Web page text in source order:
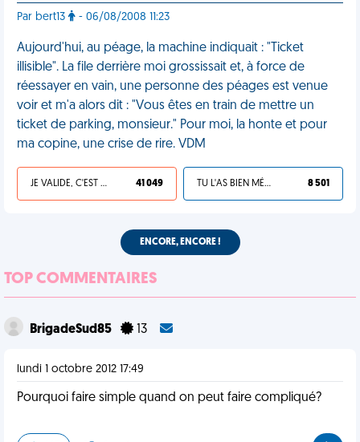
Par bert13 - 06/08/2008 11:23
Aujourd'hui, au péage, la machine indiquait : "Ticket
illisible". La file derrière moi grossissait et, à force de
réessayer en vain, une personne des péages est venue
voir et m'a alors dit : "Vous êtes en train de mettre un
ticket de parking, monsieur." Pour moi, la honte et pour
ma copine, une crise de rire. VDM
JE VALIDE, C'EST UNE VDM 41 049 TU L'AS BIEN MÉRITÉ 8 501
ENCORE, ENCORE !
TOP COMMENTAIRES
BrigadeSud85 13
lundi 1 octobre 2012 17:49
Pourquoi faire simple quand on peut faire compliqué?